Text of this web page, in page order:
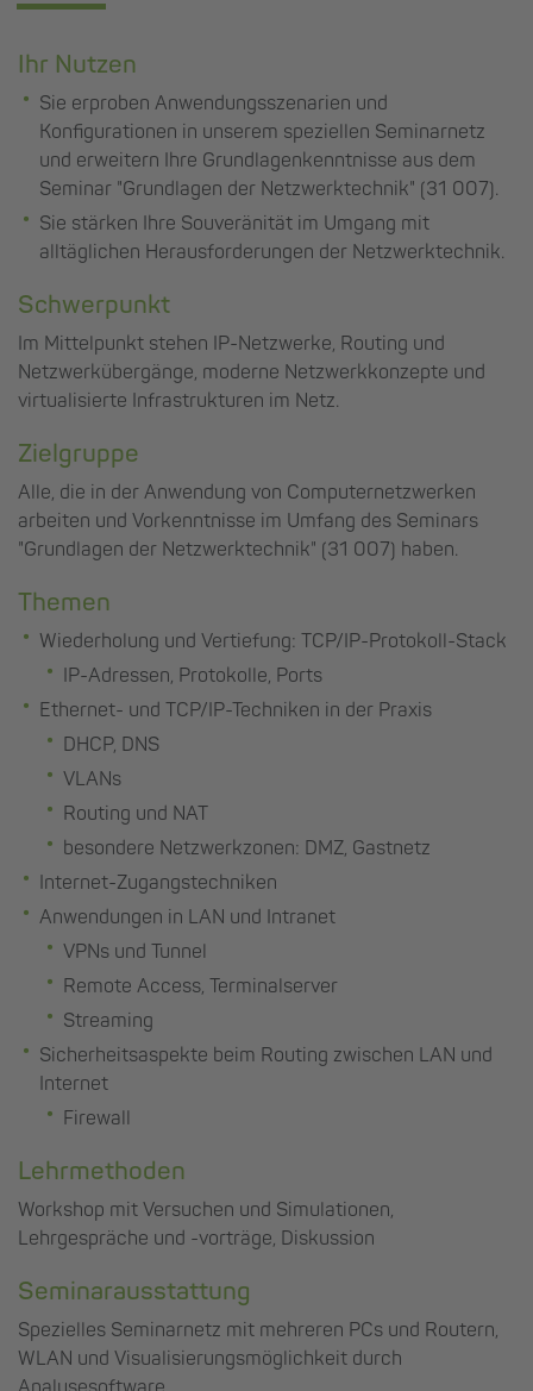
Ihr Nutzen
Sie erproben Anwendungsszenarien und
Konfigurationen in unserem speziellen Seminarnetz
und erweitern Ihre Grundlagenkenntnisse aus dem
Seminar "Grundlagen der Netzwerktechnik" (31 007).
Sie stärken Ihre Souveränität im Umgang mit
alltäglichen Herausforderungen der Netzwerktechnik.
Schwerpunkt
Im Mittelpunkt stehen IP-Netzwerke, Routing und
Netzwerkübergänge, moderne Netzwerkkonzepte und
virtualisierte Infrastrukturen im Netz.
Zielgruppe
Alle, die in der Anwendung von Computernetzwerken
arbeiten und Vorkenntnisse im Umfang des Seminars
"Grundlagen der Netzwerktechnik" (31 007) haben.
Themen
Wiederholung und Vertiefung: TCP/IP-Protokoll-Stack
IP-Adressen, Protokolle, Ports
Ethernet- und TCP/IP-Techniken in der Praxis
DHCP, DNS
VLANs
Routing und NAT
besondere Netzwerkzonen: DMZ, Gastnetz
Internet-Zugangstechniken
Anwendungen in LAN und Intranet
VPNs und Tunnel
Remote Access, Terminalserver
Streaming
Sicherheitsaspekte beim Routing zwischen LAN und
Internet
Firewall
Lehrmethoden
Workshop mit Versuchen und Simulationen,
Lehrgespräche und -vorträge, Diskussion
Seminarausstattung
Spezielles Seminarnetz mit mehreren PCs und Routern,
WLAN und Visualisierungsmöglichkeit durch